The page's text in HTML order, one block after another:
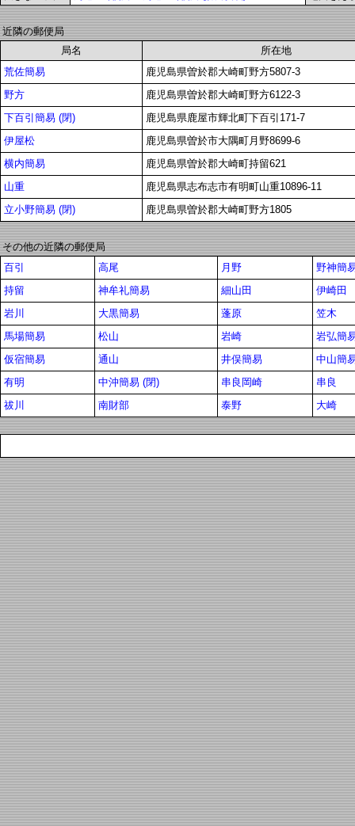
近隣の郵便局
局名
所在地
荒佐簡易
鹿児島県曽於郡大崎町野方5807-3
野方
鹿児島県曽於郡大崎町野方6122-3
下百引簡易 (閉)
鹿児島県鹿屋市輝北町下百引171-7
伊屋松
鹿児島県曽於市大隅町月野8699-6
横内簡易
鹿児島県曽於郡大崎町持留621
山重
鹿児島県志布志市有明町山重10896-11
立小野簡易 (閉)
鹿児島県曽於郡大崎町野方1805
その他の近隣の郵便局
百引
高尾 月野
野神簡
持留
神牟礼簡易 細山田
伊崎田
岩川
大黒簡易 蓬原
笠木
馬場簡易
松山 岩崎
岩弘簡
仮宿簡易
通山 井俣簡易
中山簡
有明
中沖簡易 (閉) 串良岡崎
串良
祓川
南財部 泰野 大崎